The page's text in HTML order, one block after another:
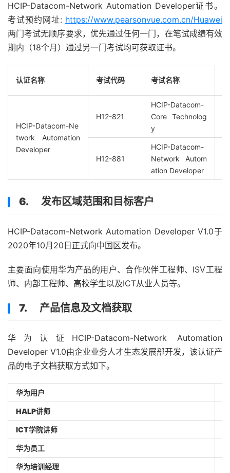
HCIP-Datacom-Network Automation Developer证书。
考试预约网址: https://www.pearsonvue.com.cn/Huawei
两门考试无顺序要求，优先通过任何一门，在笔试成绩有效
期内（18个月）通过另一门考试均可获取证书。
认证名称 考试代码 考试名称
HCIP-Datacom-Ne
twork Automation
Developer
H12-821
HCIP-Datacom-
Core Technolog
y
H12-881
HCIP-Datacom-
Network Autom
ation Developer
6. 发布区域范围和目标客户
HCIP-Datacom-Network Automation Developer V1.0于
2020年10月20日正式向中国区发布。
主要面向使用华为产品的用户、合作伙伴工程师、ISV工程
师、内部工程师、高校学生以及ICT从业人员等。
7. 产品信息及文档获取
华为认证HCIP-Datacom-Network Automation
Developer V1.0由企业业务人才生态发展部开发，该认证产
品的电子文档获取方式如下。
华为用户
HALP讲师
ICT学院讲师
华为员工
华为培训经理